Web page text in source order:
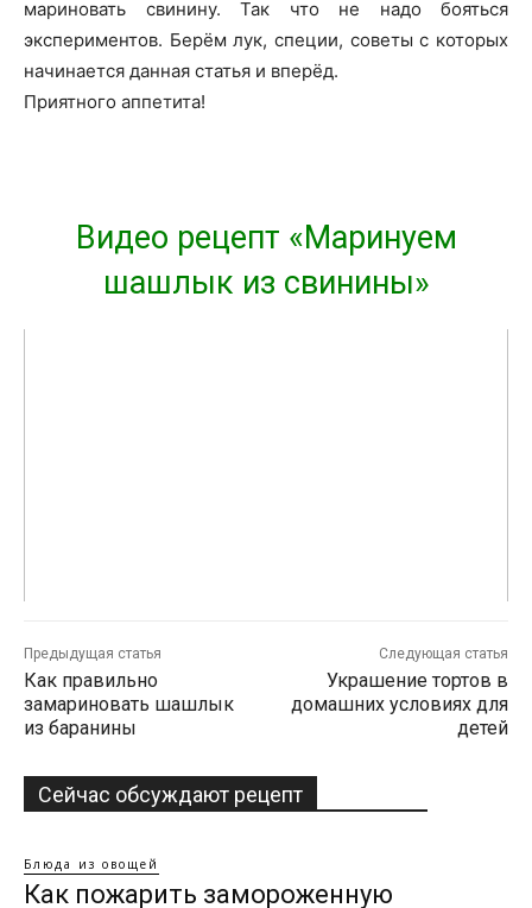
мариновать свинину. Так что не надо бояться
экспериментов. Берём лук, специи, советы с которых
начинается данная статья и вперёд.
Приятного аппетита!
Видео рецепт «Маринуем
шашлык из свинины»
Предыдущая статья
Как правильно
замариновать шашлык
из баранины
Следующая статья
Украшение тортов в
домашних условиях для
детей
Сейчас обсуждают рецепт
Блюда из овощей
Как пожарить замороженную